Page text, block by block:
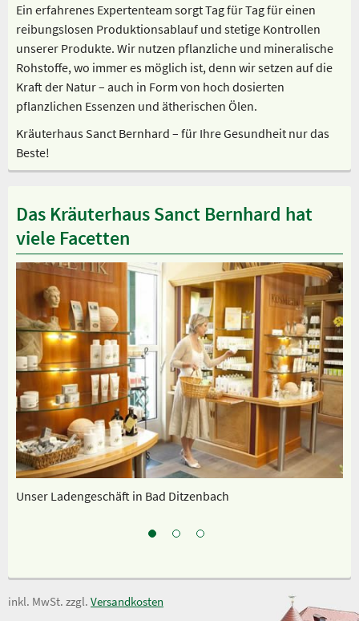
Ein erfahrenes Expertenteam sorgt Tag für Tag für einen
reibungslosen Produktionsablauf und stetige Kontrollen
unserer Produkte. Wir nutzen pflanzliche und mineralische
Rohstoffe, wo immer es möglich ist, denn wir setzen auf die
Kraft der Natur – auch in Form von hoch dosierten
pflanzlichen Essenzen und ätherischen Ölen.
Kräuterhaus Sanct Bernhard – für Ihre Gesundheit nur das
Beste!
Das Kräuterhaus Sanct Bernhard hat
viele Facetten
Unser Ladengeschäft in Bad Ditzenbach
inkl. MwSt. zzgl. Versandkosten